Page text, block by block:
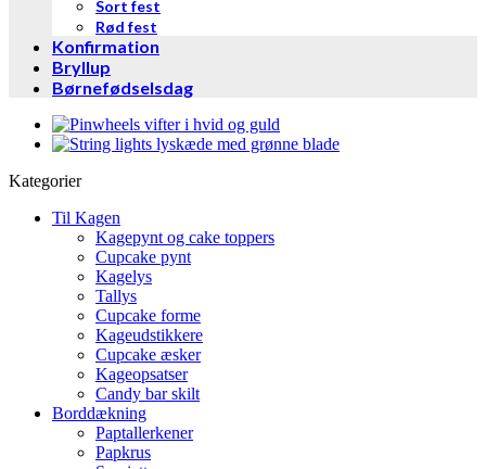
Sort fest
Rød fest
Konfirmation
Bryllup
Børnefødselsdag
Kategorier
Til Kagen
Kagepynt og cake toppers
Cupcake pynt
Kagelys
Tallys
Cupcake forme
Kageudstikkere
Cupcake æsker
Kageopsatser
Candy bar skilt
Borddækning
Paptallerkener
Papkrus